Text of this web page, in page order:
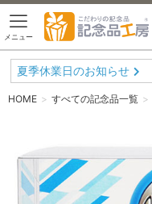
メニュー
夏季休業日のお知らせ
HOME すべての記念品一覧